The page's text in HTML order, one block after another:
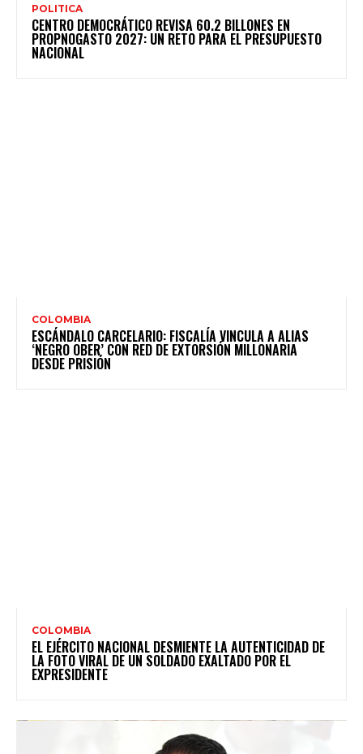
POLITICA
CENTRO DEMOCRÁTICO REVISA 60.2 BILLONES EN
PROPNOGASTO 2027: UN RETO PARA EL PRESUPUESTO
NACIONAL
COLOMBIA
ESCÁNDALO CARCELARIO: FISCALÍA VINCULA A ALIAS
‘NEGRO OBER’ CON RED DE EXTORSIÓN MILLONARIA
DESDE PRISIÓN
COLOMBIA
EL EJÉRCITO NACIONAL DESMIENTE LA AUTENTICIDAD DE
LA FOTO VIRAL DE UN SOLDADO EXALTADO POR EL
EXPRESIDENTE